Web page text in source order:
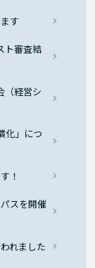
す
ト審査結
（経営シ
化」につ
！
スを開催
れました